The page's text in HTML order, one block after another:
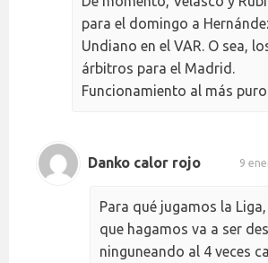
para el domingo a
Undiano en el VAR. O sea,
árbitros para el Madrid.
Funcionamiento al más
Danko calor rojo 9
Para qué jugamos la
que hagamos va a ser
ninguneando al 4 veces